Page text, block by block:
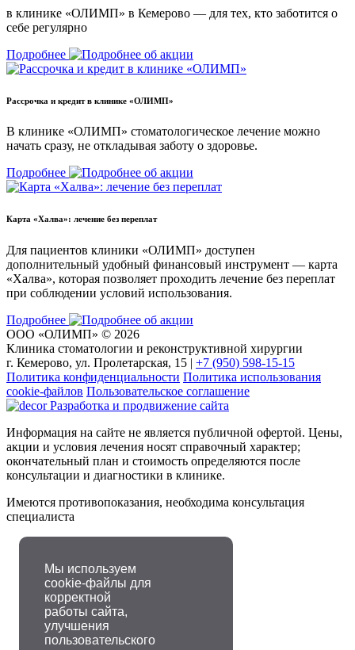
в клинике «ОЛИМП» в Кемерово — для тех, кто заботится о
себе регулярно
Подробнее
Рассрочка и кредит в клинике «ОЛИМП»
В клинике «ОЛИМП» стоматологическое лечение можно
начать сразу, не откладывая заботу о здоровье.
Подробнее
Карта «Халва»: лечение без переплат
Для пациентов клиники «ОЛИМП» доступен
дополнительный удобный финансовый инструмент — карта
«Халва», которая позволяет проходить лечение без переплат
при соблюдении условий использования.
Подробнее
ООО «ОЛИМП» © 2026
Клиника стоматологии и реконструктивной хирургии
г. Кемерово, ул. Пролетарская, 15 | ‪ +7 (950) 598-15-15
Политика конфиденциальности Политика использования
cookie-файлов Пользовательское соглашение
Разработка и продвижение сайта
Информация на сайте не является публичной офертой. Цены,
акции и условия лечения носят справочный характер;
окончательный план и стоимость определяются после
консультации и диагностики в клинике.
Имеются противопоказания, необходима консультация
специалиста
Мы используем
cookie-файлы для
корректной
работы сайта,
улучшения
пользовательского